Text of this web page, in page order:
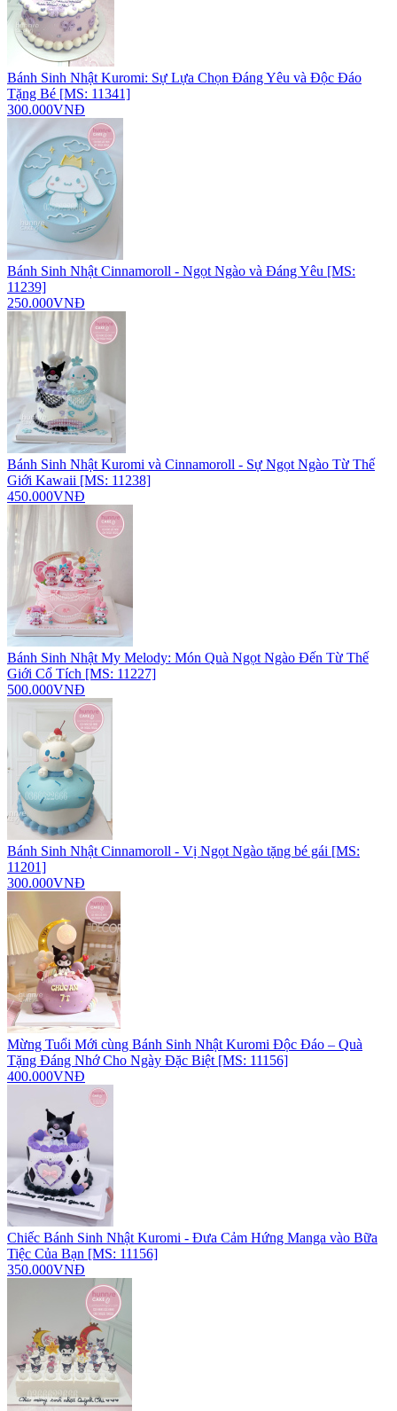
Bánh Sinh Nhật Kuromi: Sự Lựa Chọn Đáng Yêu và Độc Đáo
Tặng Bé [MS: 11341]
300.000VNĐ
Bánh Sinh Nhật Cinnamoroll - Ngọt Ngào và Đáng Yêu [MS:
11239]
250.000VNĐ
Bánh Sinh Nhật Kuromi và Cinnamoroll - Sự Ngọt Ngào Từ Thế
Giới Kawaii [MS: 11238]
450.000VNĐ
Bánh Sinh Nhật My Melody: Món Quà Ngọt Ngào Đến Từ Thế
Giới Cổ Tích [MS: 11227]
500.000VNĐ
Bánh Sinh Nhật Cinnamoroll - Vị Ngọt Ngào tặng bé gái [MS:
11201]
300.000VNĐ
Mừng Tuổi Mới cùng Bánh Sinh Nhật Kuromi Độc Đáo – Quà
Tặng Đáng Nhớ Cho Ngày Đặc Biệt [MS: 11156]
400.000VNĐ
Chiếc Bánh Sinh Nhật Kuromi - Đưa Cảm Hứng Manga vào Bữa
Tiệc Của Bạn [MS: 11156]
350.000VNĐ